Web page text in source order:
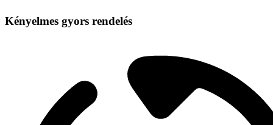
Kényelmes gyors rendelés